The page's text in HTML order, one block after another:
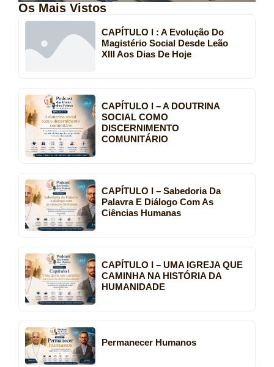
Os Mais Vistos
CAPÍTULO I : A Evolução Do
Magistério Social Desde Leão
XIII Aos Dias De Hoje
CAPÍTULO I – A DOUTRINA
SOCIAL COMO
DISCERNIMENTO
COMUNITÁRIO
CAPÍTULO I – Sabedoria Da
Palavra E Diálogo Com As
Ciências Humanas
CAPÍTULO I – UMA IGREJA QUE
CAMINHA NA HISTÓRIA DA
HUMANIDADE
Permanecer Humanos